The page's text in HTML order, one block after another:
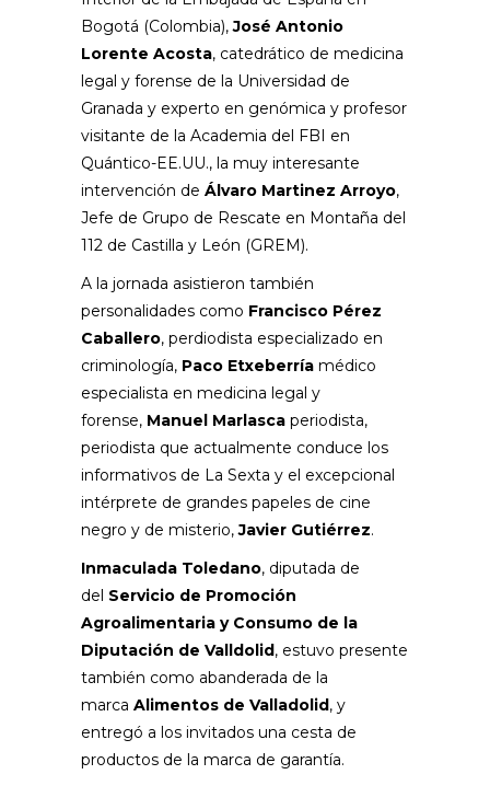
Bogotá (Colombia),José Antonio
Lorente Acosta, catedrático de medicina
legal y forense de la Universidad de
Granada y experto en genómica y profesor
visitante de la Academia del FBI en
Quántico-EE.UU., la muy interesante
intervención de Álvaro Martinez Arroyo,
Jefe de Grupo de Rescate en Montaña del
112 de Castilla y León (GREM).
A la jornada asistieron también
personalidades como Francisco Pérez
Caballero, perdiodista especializado en
criminología, Paco Etxeberría médico
especialista en medicina legal y
forense, Manuel Marlasca periodista,
periodista que actualmente conduce los
informativos de La Sexta y el excepcional
intérprete de grandes papeles de cine
negro y de misterio,Javier Gutiérrez.
Inmaculada Toledano, diputada de
del Servicio de Promoción
Agroalimentaria y Consumo de la
Diputación de Valldolid, estuvo presente
también como abanderada de la
marca Alimentos de Valladolid, y
entregó a los invitados una cesta de
productos de la marca de garantía.